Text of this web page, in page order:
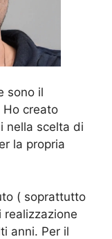
sono il
Ho creato
nella scelta di
la propria
( soprattutto
realizzazione
anni. Per il